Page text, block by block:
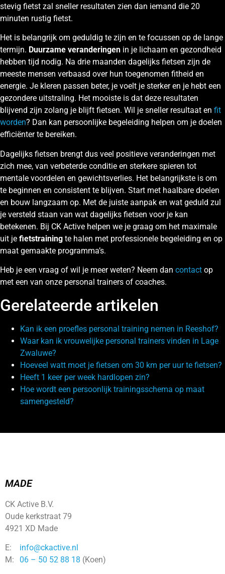
stevig fietst zal sneller resultaten zien dan iemand die 20
minuten rustig fietst.
Het is belangrijk om geduldig te zijn en te focussen op de lange
termijn. Duurzame veranderingen in je lichaam en gezondheid
hebben tijd nodig. Na drie maanden dagelijks fietsen zijn de
meeste mensen verbaasd over hun toegenomen fitheid en
energie. Je kleren passen beter, je voelt je sterker en je hebt een
gezondere uitstraling. Het mooiste is dat deze resultaten
blijvend zijn zolang je blijft fietsen. Wil je sneller resultaat en fit
worden? Dan kan persoonlijke begeleiding helpen om je doelen
efficiënter te bereiken.
Dagelijks fietsen brengt dus veel positieve veranderingen met
zich mee, van verbeterde conditie en sterkere spieren tot
mentale voordelen en gewichtsverlies. Het belangrijkste is om
te beginnen en consistent te blijven. Start met haalbare doelen
en bouw langzaam op. Met de juiste aanpak en wat geduld zul
je versteld staan van wat dagelijks fietsen voor je kan
betekenen. Bij CK Active helpen we je graag om het maximale
uit je fietstraining te halen met professionele begeleiding en op
maat gemaakte programma’s.
Heb je een vraag of wil je meer weten? Neem dan contact op
met een van onze personal trainers of coaches.
Gerelateerde artikelen
Kan ik een proefles personal training nemen in Reeshof?
Waar kan ik vrouwelijke personal trainers vinden in Lage
Zwaluwe?
Hoeveel watt moet je fietsen om 30 km per uur te fietsen?
Heeft 1 keer per week hardlopen zin?
Hoe wordt een persoonlijk trainingsschema op maat
samengesteld?
MADE
CK Active B.V.
Oude kerkstraat 79
4921 XD Made
E:
info@ckactive.nl
M:
06 – 50 52 88 18 (Koen)